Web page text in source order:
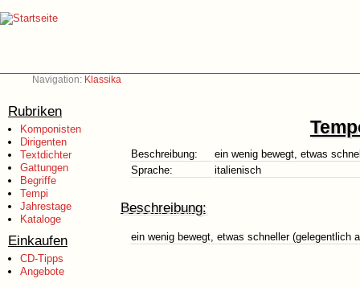
Navigation: Klassika
Rubriken
Komponisten
Dirigenten
Textdichter
Gattungen
Begriffe
Tempi
Jahrestage
Kataloge
Einkaufen
CD-Tipps
Angebote
Beschreibung:
ein wenig bewegt, etwas
Sprache:
italienisch
Beschreibung:
ein wenig bewegt, etwas schneller (gelegentlich